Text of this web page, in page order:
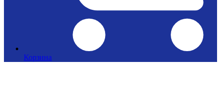
Корзина